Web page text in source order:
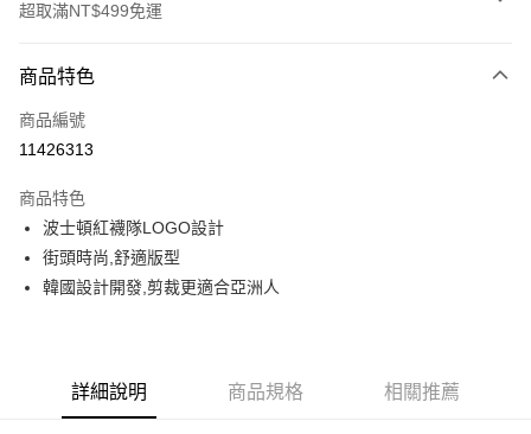
超取滿NT$499免運
信用卡一次付款
超商取貨付款
Apple Pay
街口支付
全家取貨付款<未取貨列黑名單/不支援離島取退>
商品特色
商品編號
11426313
商品特色
波士頓紅襪隊LOGO設計
街頭時尚,舒適版型
韓國設計開發,剪裁更適合亞洲人
詳細說明 商品規格 相關推薦